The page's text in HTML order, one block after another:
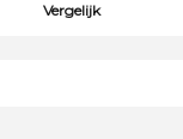
Vergelijk